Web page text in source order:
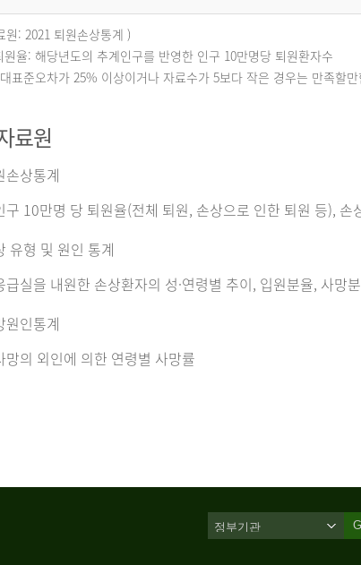
원: 2021 퇴원손상통계 )
원율: 해당년도의 추계인구를 반영한 인구 10만명당 퇴원환자수
표준오차가 25% 이상이거나 자료수가 5보다 작은 경우는 만족할
료원
손상통계
구 10만명 당 퇴원율(전체 퇴원, 손상으로 인한 퇴원 등),
유형 및 원인 통계
급실을 내원한 손상환자의 성·연령별 추이, 입원분율, 사망
원인통계
망의 외인에 의한 연령별 사망률